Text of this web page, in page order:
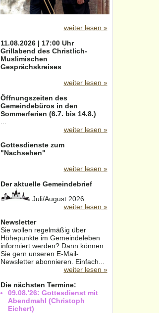
weiter lesen »
11.08.2026 | 17:00 Uhr
Grillabend des Christlich-
Muslimischen
Gesprächskreises
weiter lesen »
Öffnungszeiten des
Gemeindebüros in den
Sommerferien (6.7. bis 14.8.)
weiter lesen »
Gottesdienste zum
"Nachsehen"
weiter lesen »
Der aktuelle Gemeindebrief
Juli/August 2026 ...
weiter lesen »
Newsletter
Sie wollen regelmäßig über
Höhepunkte im Gemeindeleben
informiert werden? Dann können
Sie gern unseren E-Mail-
Newsletter abonnieren. Einfach...
weiter lesen »
Die nächsten Termine:
09.08.'26: Gottesdienst mit
Abendmahl (Christoph
Eichert)